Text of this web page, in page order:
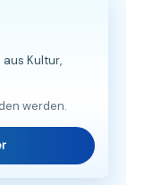
Kultur,
werden.